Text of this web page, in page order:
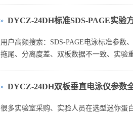
DYCZ-24DH标准SDS-PAGE实验
用户高频搜索：SDS-PAGE电泳标准参数
拖尾、分离度差、双板数据不一致、实验
DYCZ-24DH双板垂直电泳仪参数
很多实验室采购、实验人员在选型迷你蛋